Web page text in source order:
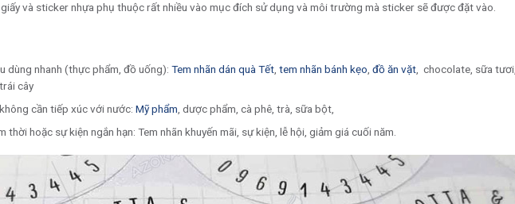
và sticker nhựa phụ thuộc rất nhiều vào mục đích sử dụng và môi trường mà sticker sẽ được đặt vào.
dùng nhanh (thực phẩm, đồ uống): Tem nhãn dán quà Tết, tem nhãn bánh kẹo đồ ăn vặt, chocolate, sữa tươi,
cây
cần tiếp xúc với nước: Mỹ phẩm , dược phẩm, cà phê, trà, sữa bột,
thời hoặc sự kiện ngắn hạn: Tem nhãn khuyến mãi, sự kiện, lễ hội, giảm giá cuối năm.